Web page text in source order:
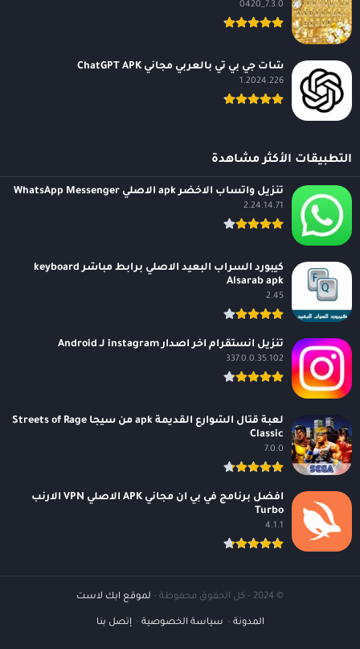
7.3.0_0420
شات جي بي تي بالعربي مجاني ChatGPT APK
1.2024.226
التطبيقات الأكثر مشاهدة
تنزيل واتساب الاخضر apk الاصلي WhatsApp Messenger
2.24.14.71
كيبورد السراب البعيد الاصلي برابط مباشر keyboard
Alsarab apk
2.45
تنزيل انستقرام اخر اصدار instagram لـ Android
337.0.0.35.102
لعبة قتال الشوارع القديمة apk من سيجا Streets of Rage
Classic
7.0.0
افضل برنامج في بي ان مجاني APK الاصلي VPN الارنب
Turbo
4.1.1
© 2024 - كل الحقوق محفوظة - لموقع ابك لاست
المدونة سياسة الخصوصية إتصل بنا